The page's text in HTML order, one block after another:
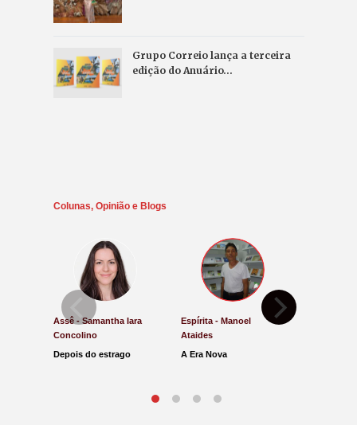
Grupo Correio lança a terceira
edição do Anuário…
Colunas, Opinião e Blogs
Assê - Samantha Iara
Concolino
Depois do estrago
Espírita - Manoel
Ataides
A Era Nova